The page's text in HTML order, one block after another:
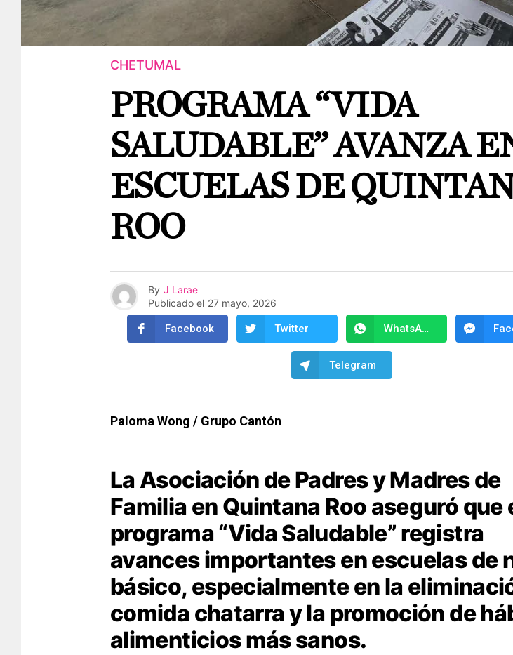
CHETUMAL
PROGRAMA “VIDA
SALUDABLE” AVANZA
ESCUELAS DE
ROO
By J Larae
Publicado el 27 mayo, 2026
Facebook Twitter WhatsApp
Telegram
Paloma Wong / Grupo Cantón
La Asociación de Padres y Madres de
Familia en Quintana Roo aseguró que
programa “Vida Saludable” registra
avances importantes en escuelas de
básico, especialmente en la
comida chatarra y la promoción de
alimenticios más sanos.